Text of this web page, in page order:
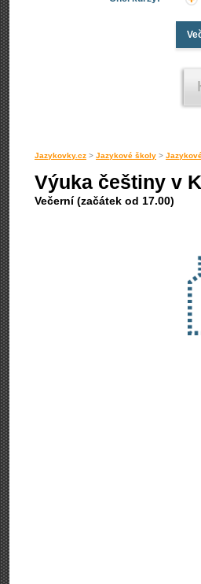
Jazykovky.cz > Jazykové školy >
Výuka češtiny v
Večerní (začátek od 17.00)